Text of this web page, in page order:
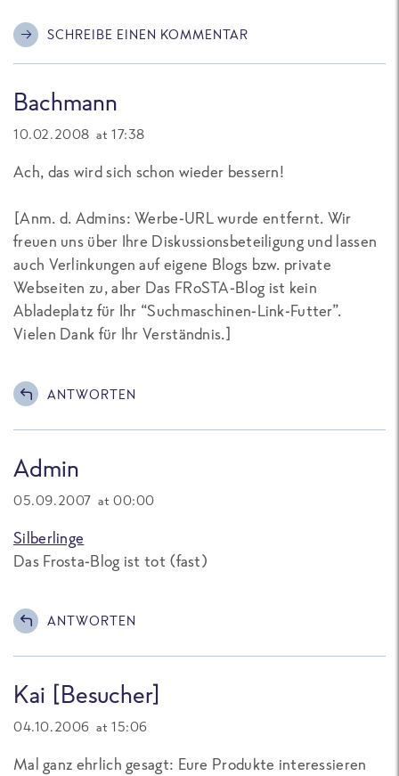
SCHREIBE EINEN KOMMENTAR
Bachmann
10.02.2008 at 17:38
Ach, das wird sich schon wieder bessern!
[Anm. d. Admins: Werbe-URL wurde entfernt. Wir
freuen uns über Ihre Diskussionsbeteiligung und lassen
auch Verlinkungen auf eigene Blogs bzw. private
Webseiten zu, aber Das FRoSTA-Blog ist kein
Abladeplatz für Ihr “Suchmaschinen-Link-Futter”.
Vielen Dank für Ihr Verständnis.]
ANTWORTEN
Admin
05.09.2007 at 00:00
Silberlinge
Das Frosta-Blog ist tot (fast)
ANTWORTEN
Kai [Besucher]
04.10.2006 at 15:06
Mal ganz ehrlich gesagt: Eure Produkte interessieren